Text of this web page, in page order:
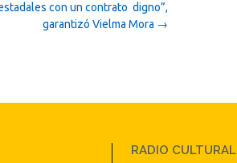
con un contrato digno”,
garantizó Vielma Mora →
RADIO CULTURAL